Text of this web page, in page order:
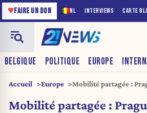
NL INTERVIEWS CARTE
♥FAIRE UN DON
BELGIQUE POLITIQUE EUROPE
Accueil Europe
Mobilité partagée :
Mobilité partagée :